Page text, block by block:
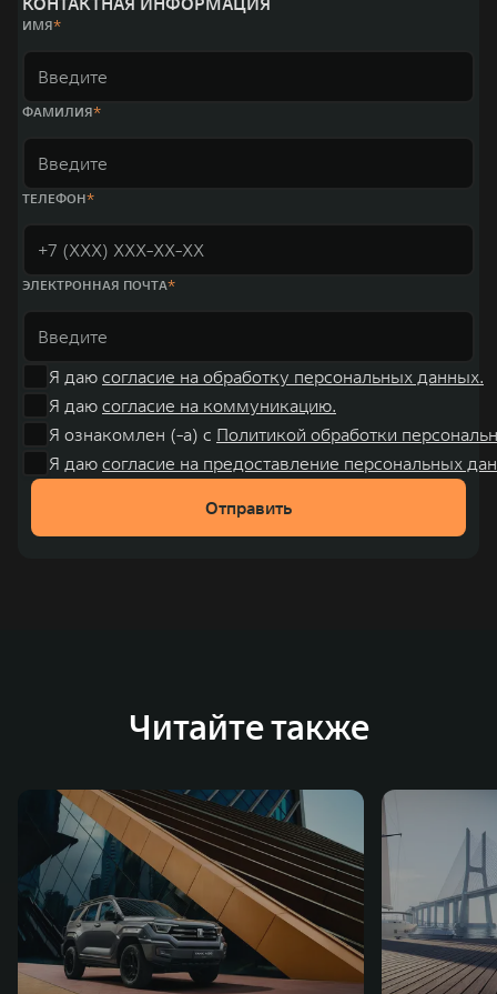
место по объёмам продаж пикапов в Китае. На сегодняшний день
концерн GWM создал мировую систему исследований и разработок,
«14+5», которая включает 10 внутренних производственных
также 5 предприятий по сборке автомобилей.
ИМЯ
ФАМИЛИЯ
ТЕЛЕФОН
ЭЛЕКТРОННАЯ ПОЧТА
Я даю согласие на обработку персональных данных.
Я даю согласие на коммуникацию.
Я ознакомлен (-а) с Политикой обработки
Я даю согласие на предоставление персональных
Отправить
Читайте также